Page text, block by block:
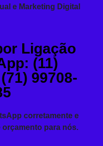
e Marketing Digital
Ligação
(11)
99708-
corretamente e
para nós.